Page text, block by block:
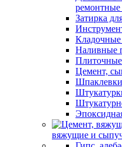
ремонтные
Затирка
Наливные
Цемент,
Шпаклевки
вяжущие и